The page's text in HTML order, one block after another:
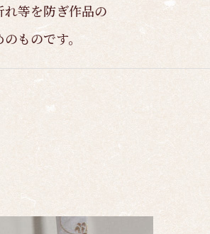
等を防ぎ作品の
ものです。